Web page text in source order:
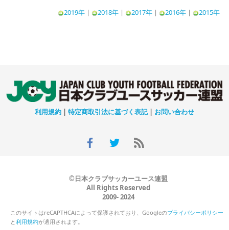
2019年| 2018年| 2017年| 2016年| 2015年
利用規約 特定商取引法に基づく表記| お問い合わせ
©日本クラブサッカーユース連盟
All Rights Reserved
2009- 2024
このサイトはreCAPTHCAによって保護されており、Googleのプライバシーポリシー
と利用規約が適用されます。